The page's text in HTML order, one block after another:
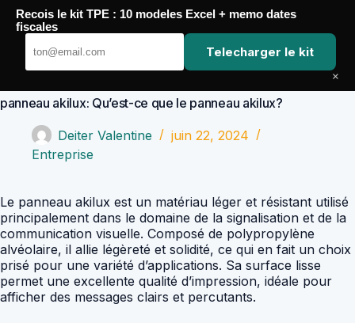
Passer
contenu
Comptabilité Job
panneau akilux: Qu’est-ce que le panneau akilux?
Deiter Valentine
juin 22, 2024
Entreprise
Le panneau akilux est un matériau léger et résistant utilisé
principalement dans le domaine de la signalisation et de la
communication visuelle. Composé de polypropylène
alvéolaire, il allie légèreté et solidité, ce qui en fait un choix
prisé pour une variété d’applications. Sa surface lisse
permet une excellente qualité d’impression, idéale pour
afficher des messages clairs et percutants.
Recois le kit TPE : 10 modeles Excel + memo dates
fiscales
Telecharger le kit
×